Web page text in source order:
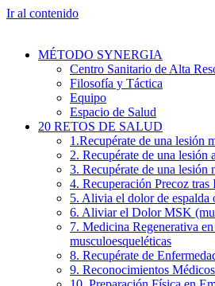
Ir al contenido
MÉTODO SYNERGIA
Centro Sanitario de Alta
Filosofía y Táctica
Equipo
Espacio de Salud
20 RETOS DE SALUD
1.Recupérate de una lesión
2. Recupérate de una lesión
3. Recupérate de una lesión
4. Recuperación Precoz
5. Alivia el dolor de espalda
6. Aliviar el Dolor MSK
7. Medicina Regenerativa
musculoesqueléticas
8. Recupérate de
9. Reconocimientos